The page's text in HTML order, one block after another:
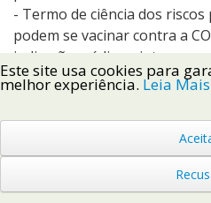
- Termo de ciência dos
podem se vacinar contra a
indicação médica e
acadêmicas presenciais:
- Declaração para candidatos
remanescentes - Técnicos
- Declaração para
remanescentes - Graduação
Este site usa cookies para
melhor experiência. Leia